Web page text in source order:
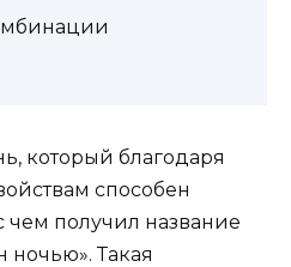
который благодаря
способен
чем получил название
ночью». Такая